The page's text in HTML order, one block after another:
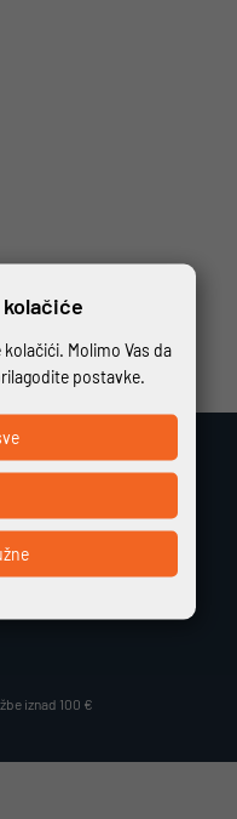
iznad 100 €
Molimo Vas da
postavke.